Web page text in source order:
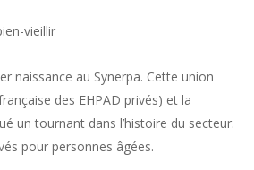
vieillir
naissance au Synerpa. Cette union
des EHPAD privés) et la
un tournant dans l’histoire du secteur.
pour personnes âgées.